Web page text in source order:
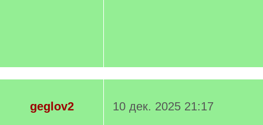
geglov2
10 дек. 2025 21:17